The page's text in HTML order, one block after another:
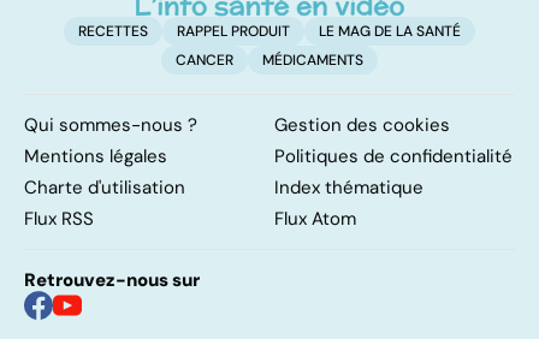
RECETTES RAPPEL PRODUIT
LE MAG DE LA SANTÉ
CANCER
MÉDICAMENTS
Qui sommes-nous ?
Gestion des cookies
Mentions légales
Politiques de confidentialité
Charte d'utilisation
Index thématique
Flux RSS
Flux Atom
Retrouvez-nous sur